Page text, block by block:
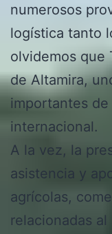
numerosos
logística tanto
olvidemos que
de Altamira,
importantes
internacional.
A la vez, la
asistencia y
agrícolas,
relacionadas